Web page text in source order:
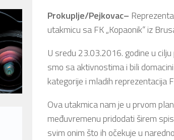
Prokuplje/Pejkovac–
utakmicu sa FK „Kopaonik“ iz
U sredu 23.03.2016. godine u
smo sa aktivnostima i bili
kategorije i mladih reprezentacija
Ova utakmica nam je u prvom
međuvremenu pridodati širem
svim onim što ih očekuje u